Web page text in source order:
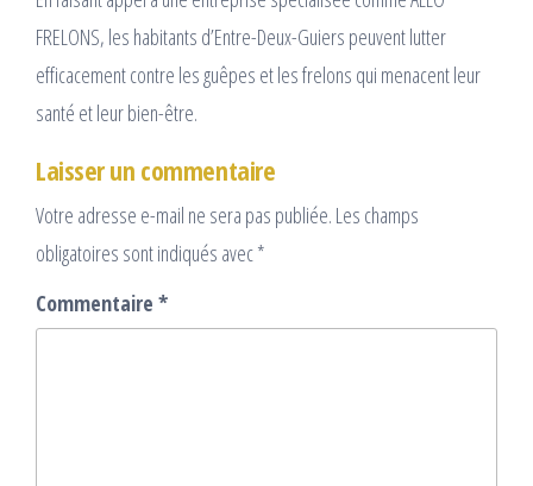
FRELONS, les habitants d’Entre-Deux-Guiers peuvent lutter
efficacement contre les guêpes et les frelons qui menacent leur
santé et leur bien-être.
Laisser un commentaire
Votre adresse e-mail ne sera pas publiée. Les champs
obligatoires sont indiqués avec*
Commentaire *